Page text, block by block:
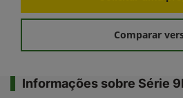
Comparar
Informações sobre Série